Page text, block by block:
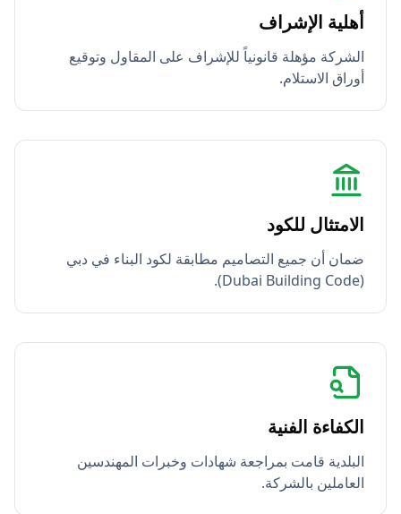
أهلية الإشراف
الشركة مؤهلة قانونياً للإشراف على المقاول وتوقيع
أوراق الاستلام.
الامتثال للكود
ضمان أن جميع التصاميم مطابقة لكود البناء في دبي
(Dubai Building Code).
الكفاءة الفنية
البلدية قامت بمراجعة شهادات وخبرات المهندسين
العاملين بالشركة.